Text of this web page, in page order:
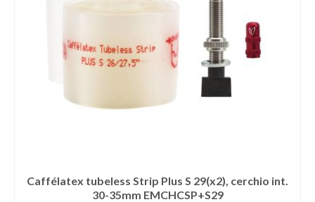
Caffélatex tubeless Strip Plus S 29(x2), cerchio int.
30-35mm EMCHCSP+S29